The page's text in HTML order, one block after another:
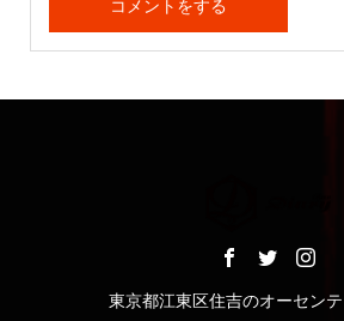
東京都江東区住吉のオーセン